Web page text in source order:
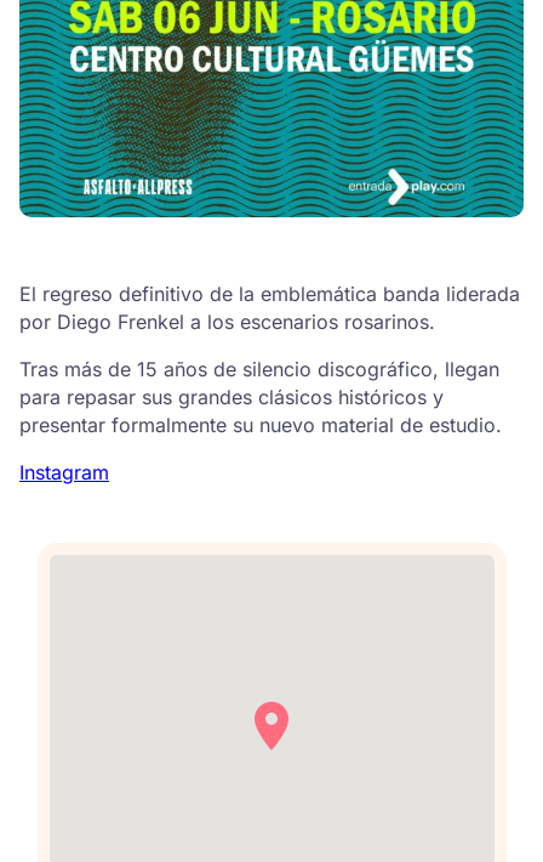
El regreso definitivo de la emblemática banda liderada
por Diego Frenkel a los escenarios rosarinos.
Tras más de 15 años de silencio discográfico, llegan
para repasar sus grandes clásicos históricos y
presentar formalmente su nuevo material de estudio.
Instagram